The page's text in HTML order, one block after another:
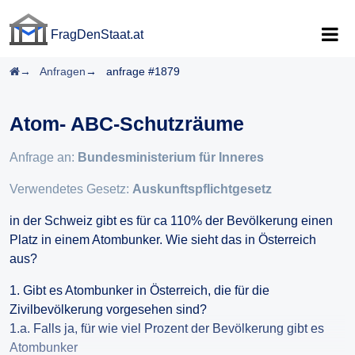
FragDenStaat.at
Startseite
Anfragen anfrage #1879
Atom- ABC-Schutzräume
Anfrage an: Bundesministerium für Inneres
Verwendetes Gesetz: Auskunftspflichtgesetz
in der Schweiz gibt es für ca 110% der Bevölkerung einen
Platz in einem Atombunker. Wie sieht das in Österreich
aus?
1. Gibt es Atombunker in Österreich, die für die
Zivilbevölkerung vorgesehen sind?
1.a. Falls ja, für wie viel Prozent der Bevölkerung gibt es
Atombunker